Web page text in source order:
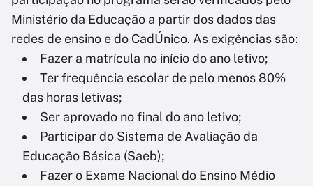
Ministério da Educação a partir dos dados das
redes de ensino e do CadÚnico. As exigências são:
Fazer a matrícula no início do ano letivo;
Ter frequência escolar de pelo menos 80%
das horas letivas;
Ser aprovado no final do ano letivo;
Participar do Sistema de Avaliação da
Educação Básica (Saeb);
Fazer o Exame Nacional do Ensino Médio